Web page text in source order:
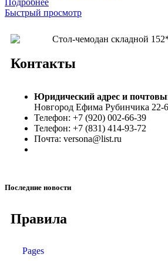
Подробнее
Быстрый просмотр
Контакты
Юридический адрес и
Новгород Ефима Рубинчика 22-
Телефон: +7 (920) 002-66-39
Телефон: +7 (831) 414-93-72
Почта: versona@list.ru
Последние новости
Правила
Pages